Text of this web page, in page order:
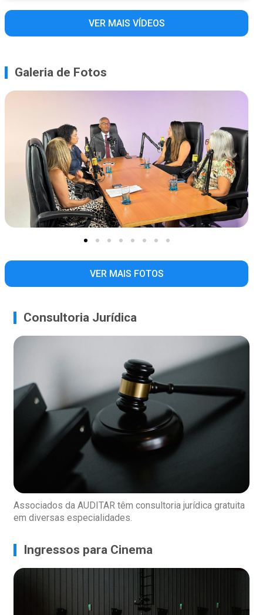
VER MAIS VÍDEOS
Galeria de Fotos
VER MAIS FOTOS
Consultoria Jurídica
Associados da AUDITAR têm consultoria jurídica gratuita
em diversas especialidades.
Ingressos para Cinema